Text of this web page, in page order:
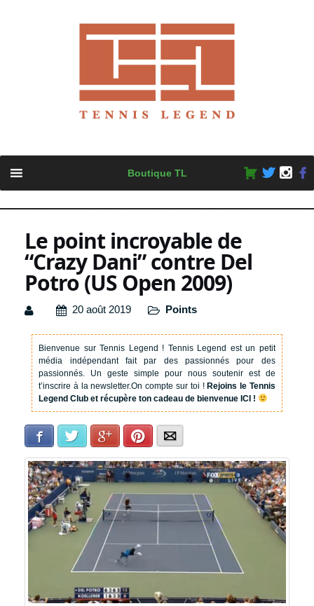
content
Boutique TL
Le point incroyable de
“Crazy Dani” contre Del
Potro (US Open 2009)
20 août 2019 Points
Bienvenue sur Tennis Legend ! Tennis Legend est un petit
média indépendant fait par des passionnés pour des
passionnés. Un geste simple pour nous soutenir est de
t’inscrire à la newsletter.On compte sur toi !Rejoins le Tennis
Legend Club et récupère ton cadeau de bienvenue ICI !
Facebook Twitter Google+Pinterest